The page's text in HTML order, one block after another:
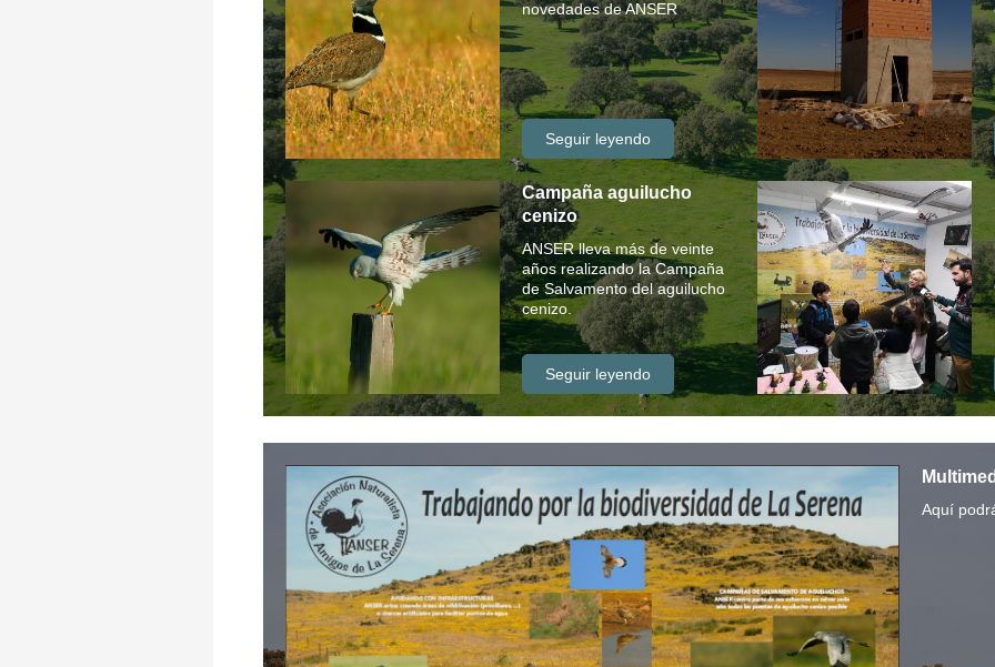
novedades de ANSER
Seguir leyendo
Campaña aguilucho
cenizo
ANSER lleva más de veinte
años realizando la Campaña
de Salvamento del aguilucho
cenizo.
Seguir leyendo
Aquí